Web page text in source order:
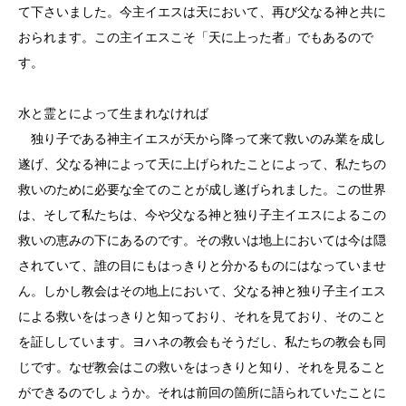
て下さいました。今主イエスは天において、再び父なる神と共に
おられます。この主イエスこそ「天に上った者」でもあるので
す。
水と霊とによって生まれなければ
独り子である神主イエスが天から降って来て救いのみ業を成し
遂げ、父なる神によって天に上げられたことによって、私たちの
救いのために必要な全てのことが成し遂げられました。この世界
は、そして私たちは、今や父なる神と独り子主イエスによるこの
救いの恵みの下にあるのです。その救いは地上においては今は隠
されていて、誰の目にもはっきりと分かるものにはなっていませ
ん。しかし教会はその地上において、父なる神と独り子主イエス
による救いをはっきりと知っており、それを見ており、そのこと
を証ししています。ヨハネの教会もそうだし、私たちの教会も同
じです。なぜ教会はこの救いをはっきりと知り、それを見ること
ができるのでしょうか。それは前回の箇所に語られていたことに